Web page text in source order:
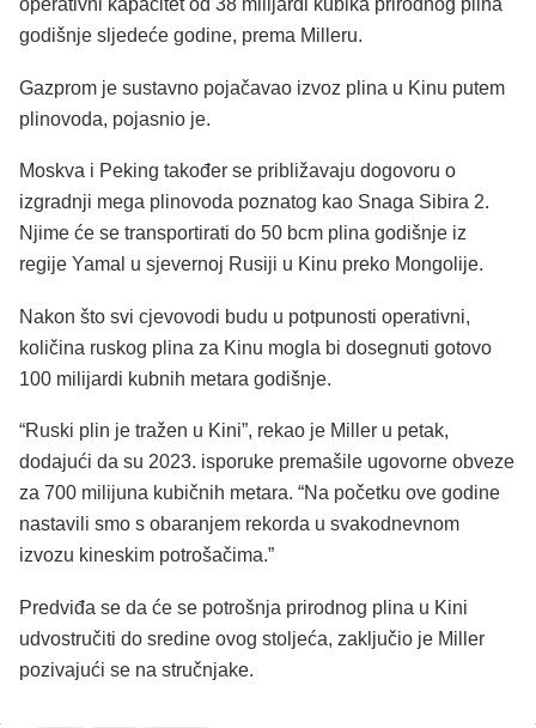
operativni kapacitet od 38 milijardi kubika prirodnog plina
godišnje sljedeće godine, prema Milleru.
Gazprom je sustavno pojačavao izvoz plina u Kinu putem
plinovoda, pojasnio je.
Moskva i Peking također se približavaju dogovoru o
izgradnji mega plinovoda poznatog kao Snaga Sibira 2.
Njime će se transportirati do 50 bcm plina godišnje iz
regije Yamal u sjevernoj Rusiji u Kinu preko Mongolije.
Nakon što svi cjevovodi budu u potpunosti operativni,
količina ruskog plina za Kinu mogla bi dosegnuti gotovo
100 milijardi kubnih metara godišnje.
“Ruski plin je tražen u Kini”, rekao je Miller u petak,
dodajući da su 2023. isporuke premašile ugovorne obveze
za 700 milijuna kubičnih metara. “Na početku ove godine
nastavili smo s obaranjem rekorda u svakodnevnom
izvozu kineskim potrošačima.”
Predviđa se da će se potrošnja prirodnog plina u Kini
udvostručiti do sredine ovog stoljeća, zaključio je Miller
pozivajući se na stručnjake.